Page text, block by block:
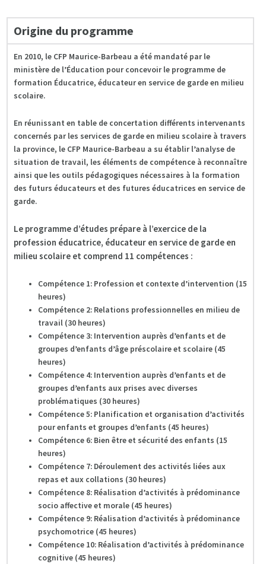
Origine du programme
En 2010, le CFP Maurice-Barbeau a été mandaté par le
ministère de l’Éducation pour concevoir le programme de
formation Éducatrice, éducateur en service de garde en milieu
scolaire.
En réunissant en table de concertation différents intervenants
concernés par les services de garde en milieu scolaire à travers
la province, le CFP Maurice-Barbeau a su établir l’analyse de
situation de travail, les éléments de compétence à reconnaître
ainsi que les outils pédagogiques nécessaires à la formation
des futurs éducateurs et des futures éducatrices en service de
garde.
Le programme d’études prépare à l’exercice de la
profession éducatrice, éducateur en service de garde en
milieu scolaire et comprend 11 compétences :
Compétence 1: Profession et contexte d’intervention (15
heures)
Compétence 2: Relations professionnelles en milieu de
travail (30 heures)
Compétence 3: Intervention auprès d’enfants et de
groupes d’enfants d’âge préscolaire et scolaire (45
heures)
Compétence 4: Intervention auprès d’enfants et de
groupes d’enfants aux prises avec diverses
problématiques (30 heures)
Compétence 5: Planification et organisation d’activités
pour enfants et groupes d’enfants (45 heures)
Compétence 6: Bien être et sécurité des enfants (15
heures)
Compétence 7: Déroulement des activités liées aux
repas et aux collations (30 heures)
Compétence 8: Réalisation d’activités à prédominance
socio affective et morale (45 heures)
Compétence 9: Réalisation d’activités à prédominance
psychomotrice (45 heures)
Compétence 10: Réalisation d’activités à prédominance
cognitive (45 heures)